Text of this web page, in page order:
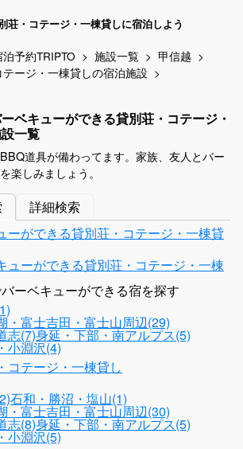
荘・コテージ・一棟貸しに宿泊しよう
予約TRIPTO 施設一覧
甲信越
ージ・一棟貸しの宿泊施設
ベキューができる貸別荘・コテージ・
一覧
道具が備わってます。家族、友人とバー
楽しみましょう。
詳細検索
ーができる貸別荘・コテージ・一棟貸
ューができる貸別荘・コテージ・一棟
ーベキューができる宿を探す
・富士吉田・富士山周辺(29)
志(7)身延・下部・南アルプス(5)
小淵沢(4)
コテージ・一棟貸し
石和・勝沼・塩山(1)
・富士吉田・富士山周辺(30)
志(8)身延・下部・南アルプス(5)
小淵沢(5)